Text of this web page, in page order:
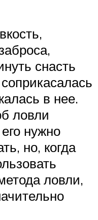
снасть
в нее.
ловли
нужно
но, когда
ловли,